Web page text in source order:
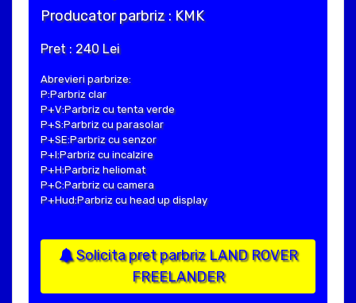
Producator parbriz : KMK
Pret : 240 Lei
Abrevieri parbrize:
P:Parbriz clar
P+V:Parbriz cu tenta verde
P+S:Parbriz cu parasolar
P+SE:Parbriz cu senzor
P+I:Parbriz cu incalzire
P+H:Parbriz heliomat
P+C:Parbriz cu camera
P+Hud:Parbriz cu head up display
Solicita pret parbriz LAND ROVER
FREELANDER